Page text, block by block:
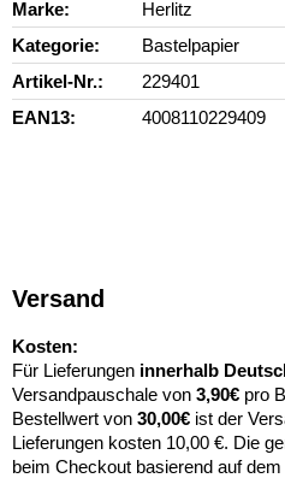
Marke
Herlitz
Kategorie
Bastelpapier
Artikel-Nr.
229401
EAN13
4008110229409
Versand
Kosten:
Für Lieferungen innerhalb
Versandpauschale von 3,90€ pro
Bestellwert von 30,00€ ist der
Lieferungen kosten 10,00 €. Die
beim Checkout basierend auf